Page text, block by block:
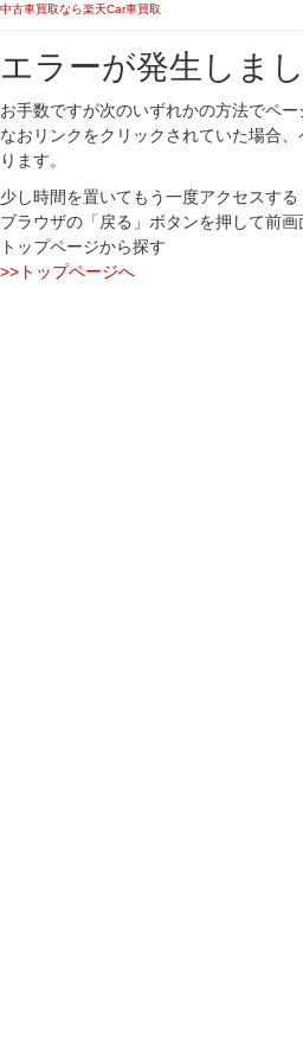
中古車買取なら楽天Car車買取
エラーが発生しま
お手数ですが次のいずれかの方法でペー
なおリンクをクリックされていた場合
ります。
少し時間を置いてもう一度アクセスする
ブラウザの「戻る」ボタンを押して前
トップページから探す
>>トップページへ